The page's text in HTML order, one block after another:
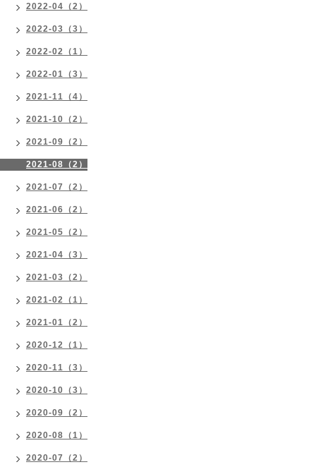
2022-04（2）
2022-03（3）
2022-02（1）
2022-01（3）
2021-11（4）
2021-10（2）
2021-09（2）
2021-08（2）
2021-07（2）
2021-06（2）
2021-05（2）
2021-04（3）
2021-03（2）
2021-02（1）
2021-01（2）
2020-12（1）
2020-11（3）
2020-10（3）
2020-09（2）
2020-08（1）
2020-07（2）